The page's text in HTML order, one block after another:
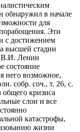
в начале
для
Эти
с достижением
высшей стадии
В.И. Ленин
состояние
него возможное,
собр. соч., т. 26, с.
кризиса
слои и все
катастрофы,
жизни